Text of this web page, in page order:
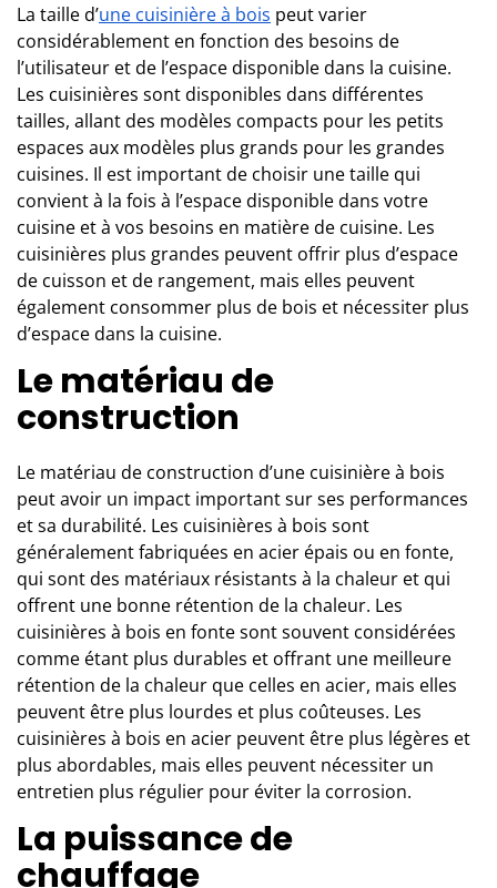
La taille d’une cuisinière à bois peut varier
considérablement en fonction des besoins de
l’utilisateur et de l’espace disponible dans la cuisine.
Les cuisinières sont disponibles dans différentes
tailles, allant des modèles compacts pour les petits
espaces aux modèles plus grands pour les grandes
cuisines. Il est important de choisir une taille qui
convient à la fois à l’espace disponible dans votre
cuisine et à vos besoins en matière de cuisine. Les
cuisinières plus grandes peuvent offrir plus d’espace
de cuisson et de rangement, mais elles peuvent
également consommer plus de bois et nécessiter plus
d’espace dans la cuisine.
Le matériau de
construction
Le matériau de construction d’une cuisinière à bois
peut avoir un impact important sur ses performances
et sa durabilité. Les cuisinières à bois sont
généralement fabriquées en acier épais ou en fonte,
qui sont des matériaux résistants à la chaleur et qui
offrent une bonne rétention de la chaleur. Les
cuisinières à bois en fonte sont souvent considérées
comme étant plus durables et offrant une meilleure
rétention de la chaleur que celles en acier, mais elles
peuvent être plus lourdes et plus coûteuses. Les
cuisinières à bois en acier peuvent être plus légères et
plus abordables, mais elles peuvent nécessiter un
entretien plus régulier pour éviter la corrosion.
La puissance de
chauffage